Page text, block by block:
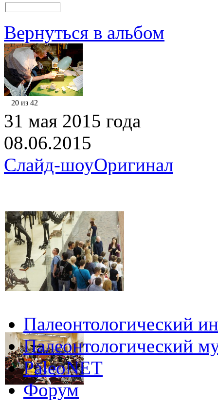
Вернуться в альбом
20 из 42
31 мая 2015 года
08.06.2015
Слайд-шоуОригинал
Палеонтологический
Палеонтологический
PaleoNET
Форум